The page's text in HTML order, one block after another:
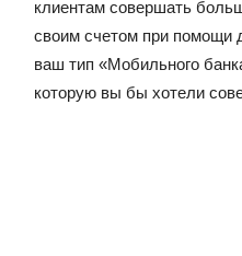
клиентам совершать
своим счетом при помощи
ваш тип «Мобильного
которую вы бы хотели